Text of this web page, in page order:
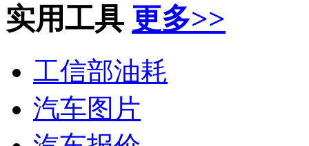
实用工具 更多>>
工信部油耗
汽车图片